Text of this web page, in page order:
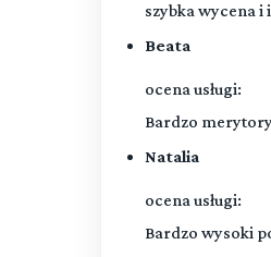
szybka wycena i
Beata
ocena usługi:
Bardzo
Natalia
ocena usługi:
Bardzo wysoki